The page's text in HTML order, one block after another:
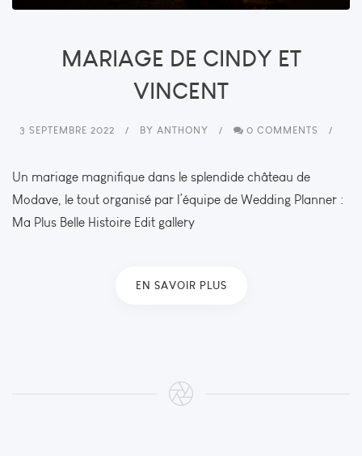
MARIAGE DE CINDY ET
VINCENT
3 SEPTEMBRE 2022 BY ANTHONY 0 COMMENTS
Un mariage magnifique dans le splendide château de
Modave, le tout organisé par l’équipe de Wedding Planner :
Ma Plus Belle Histoire Edit gallery
EN SAVOIR PLUS